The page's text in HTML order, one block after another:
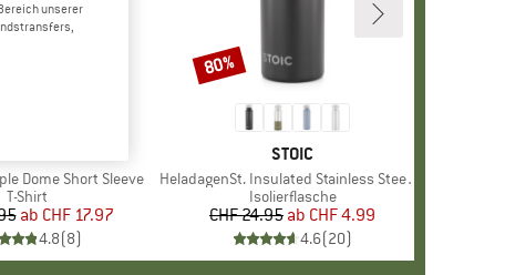
Dome Short Sleeve
Produktgruppe
T-Shirt
Preis
reduzierter Preis
ab CHF 17.97
4.8(8)
MARKE
STOIC
Artikel
HeladagenSt. Insulated Stainless Steel Bottle 500
Produktgruppe
Isolierflasche
Preis
CHF 24.95 reduzierter Preis
ab CHF 4.99
4.6(20)
Rabatt
80%
unserer